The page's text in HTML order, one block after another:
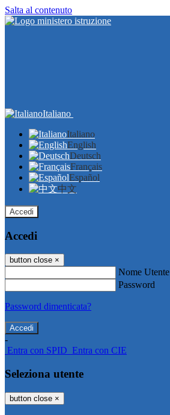
Salta al contenuto
Italiano
Italiano
English
Deutsch
Français
Español
中文
Accedi
Accedi
button close ×
Nome Utente
Password
Password dimenticata?
-
Entra con SPID Entra con CIE
Seleziona utente
button close ×